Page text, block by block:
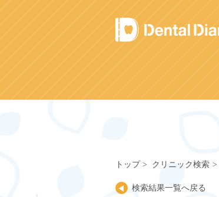
Skip
to
content
トップ クリニック検索
検索結果一覧へ戻る